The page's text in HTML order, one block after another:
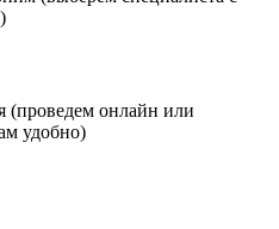
(проведем онлайн или
удобно)